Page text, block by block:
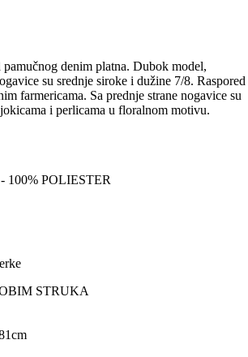
pamučnog denim platna. Dubok model,
su srednje siroke i dužine 7/8. Raspored
farmericama. Sa prednje strane nogavice su
i perlicama u floralnom motivu.
100% POLIESTER
STRUKA